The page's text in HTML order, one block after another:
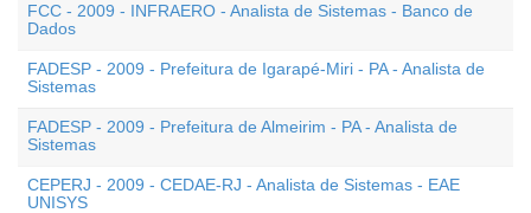
FCC - 2009 - INFRAERO - Analista de Sistemas - Banco de
Dados
FADESP - 2009 - Prefeitura de Igarapé-Miri - PA - Analista de
Sistemas
FADESP - 2009 - Prefeitura de Almeirim - PA - Analista de
Sistemas
CEPERJ - 2009 - CEDAE-RJ - Analista de Sistemas - EAE
UNISYS